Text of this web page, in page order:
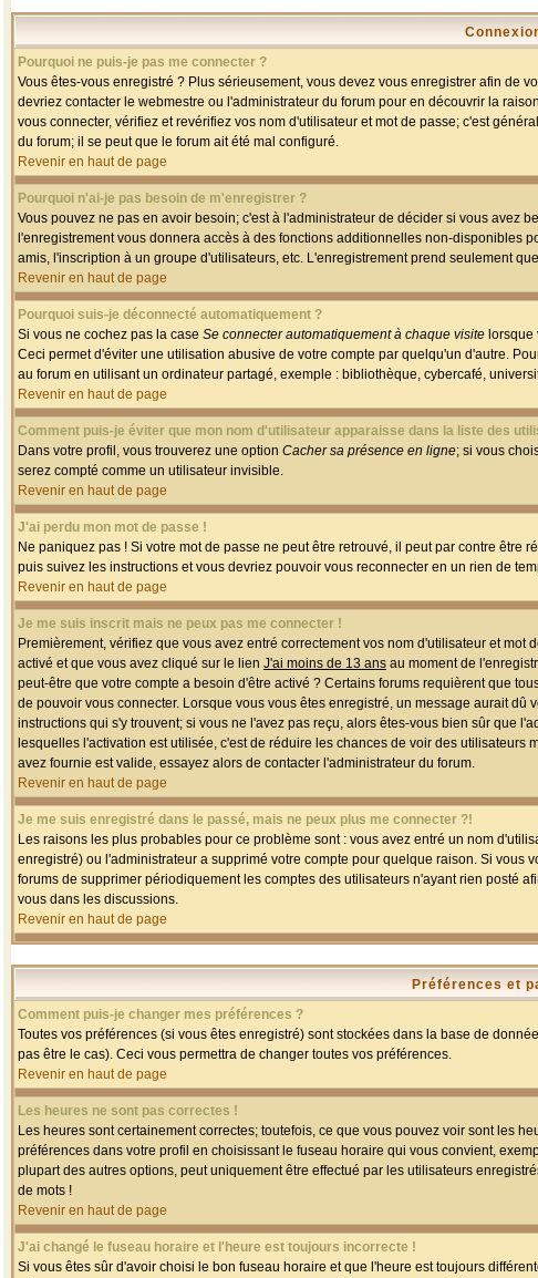
Pourquoi ne puis-je pas me connecter ?
Vous êtes-vous enregistré ? Plus sérieusement, vous devez vous enregistrer afin de
devriez contacter le webmestre ou l'administrateur du forum pour en découvrir la
vous connecter, vérifiez et revérifiez vos nom d'utilisateur et mot de passe; c'est
du forum; il se peut que le forum ait été mal configuré.
Revenir en haut de page
Pourquoi n'ai-je pas besoin de m'enregistrer ?
Vous pouvez ne pas en avoir besoin; c'est à l'administrateur de décider si vous avez
l'enregistrement vous donnera accès à des fonctions additionnelles non-disponibles
amis, l'inscription à un groupe d'utilisateurs, etc. L'enregistrement prend seulement
Revenir en haut de page
Pourquoi suis-je déconnecté automatiquement ?
Si vous ne cochez pas la case Se connecter automatiquement à chaque visite
Ceci permet d'éviter une utilisation abusive de votre compte par quelqu'un d'autre.
au forum en utilisant un ordinateur partagé, exemple : bibliothèque, cybercafé,
Revenir en haut de page
Comment puis-je éviter que mon nom d'utilisateur apparaisse dans la liste des
Dans votre profil, vous trouverez une option Cacher sa présence en ligne; si vous
serez compté comme un utilisateur invisible.
Revenir en haut de page
J'ai perdu mon mot de passe !
Ne paniquez pas ! Si votre mot de passe ne peut être retrouvé, il peut par contre
puis suivez les instructions et vous devriez pouvoir vous reconnecter en un rien de
Revenir en haut de page
Je me suis inscrit mais ne peux pas me connecter !
Premièrement, vérifiez que vous avez entré correctement vos nom d'utilisateur et
activé et que vous avez cliqué sur le lien J'ai moins de 13 ans au moment de
peut-être que votre compte a besoin d'être activé ? Certains forums requièrent que
de pouvoir vous connecter. Lorsque vous vous êtes enregistré, un message aurait
instructions qui s'y trouvent; si vous ne l'avez pas reçu, alors êtes-vous bien sûr que
lesquelles l'activation est utilisée, c'est de réduire les chances de voir des
avez fournie est valide, essayez alors de contacter l'administrateur du forum.
Revenir en haut de page
Je me suis enregistré dans le passé, mais ne peux plus me connecter ?!
Les raisons les plus probables pour ce problème sont : vous avez entré un nom
enregistré) ou l'administrateur a supprimé votre compte pour quelque raison. Si
forums de supprimer périodiquement les comptes des utilisateurs n'ayant rien posté
vous dans les discussions.
Revenir en haut de page
Préférences et
Comment puis-je changer mes préférences ?
Toutes vos préférences (si vous êtes enregistré) sont stockées dans la base de
pas être le cas). Ceci vous permettra de changer toutes vos préférences.
Revenir en haut de page
Les heures ne sont pas correctes !
Les heures sont certainement correctes; toutefois, ce que vous pouvez voir sont les
préférences dans votre profil en choisissant le fuseau horaire qui vous convient,
plupart des autres options, peut uniquement être effectué par les utilisateurs
de mots !
Revenir en haut de page
J'ai changé le fuseau horaire et l'heure est toujours incorrecte !
Si vous êtes sûr d'avoir choisi le bon fuseau horaire et que l'heure est toujours